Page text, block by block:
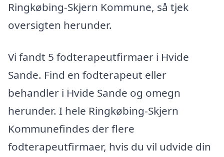
Ringkøbing-Skjern Kommune, så tjek
oversigten herunder.
Vi fandt 5 fodterapeutfirmaer i Hvide
Sande. Find en fodterapeut eller
behandler i Hvide Sande og omegn
herunder. I hele Ringkøbing-Skjern
Kommunefindes der flere
fodterapeutfirmaer, hvis du vil udvide din